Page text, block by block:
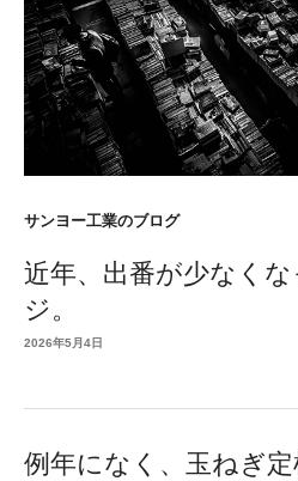
サンヨー工業のブログ
近年、出番が少なく
ジ。
2026年5月4日
例年になく、玉ねぎ